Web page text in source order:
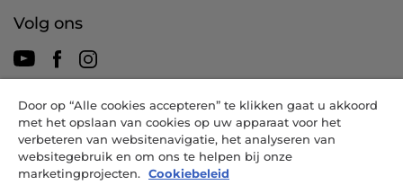
Volg ons
CANDY HOOVER GROUP S.r.I. - een eenpersoonsvennootschap -
HOOFDKANTOOR: Via Comolli, 57 - 20861 Brugherio (MB) - Italië -
ADMINISTRATIEVE KANTOREN: Via Privata Eden Fumagalli snc -
20861 Brugherio (MB) en Via Trento nr. 20/A-22 - 20871 Vimercate
Door op “Alle cookies accepteren” te klikken gaat u akkoord
met het opslaan van cookies op uw apparaat voor het
verbeteren van websitenavigatie, het analyseren van
websitegebruik en om ons te helpen bij onze
marketingprojecten.
Cookiebeleid